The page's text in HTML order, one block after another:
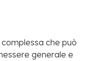
che può
generale e